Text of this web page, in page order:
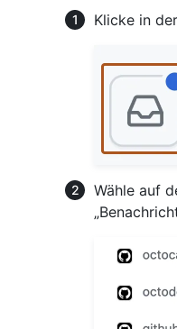
Klicke in
Wähle auf